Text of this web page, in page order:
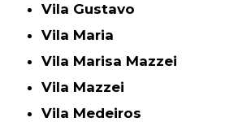
Vila Gustavo
Vila Maria
Vila Marisa Mazzei
Vila Mazzei
Vila Medeiros